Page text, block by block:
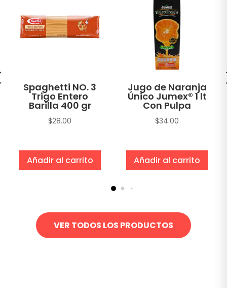
Spaghetti NO. 3
Trigo Entero
Barilla 400 gr
$28.00
Añadir al carrito
Jugo de Naranja
Único Jumex® 1 lt
Con Pulpa
$34.00
Añadir al carrito
VER TODOS LOS PRODUCTOS